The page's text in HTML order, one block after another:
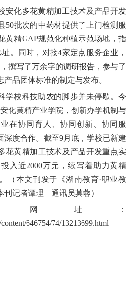
安化多花黄精加工技术及产品开发
50批次的中药材提供了上门检测服
黄精GAP规范化种植示范场地，指
。同时，对接4家定点服务企业，
撰写了万余字的调研报告，参与了
品团体标准的制定与发布。
学校科技助农的脚步并未停歇。今
化黄精产业学院，创新办学机制与
在协同育人、协同创新、协同服
深度合作。截至9月底，学校已新建
花黄精加工技术及产品开发重点实
入近2000万元，续写着助力黄精
（本文刊发于《湖南教育·职业教
刊记者谭理 通讯员莫蓉）
网址：
646754/74/13213699.html